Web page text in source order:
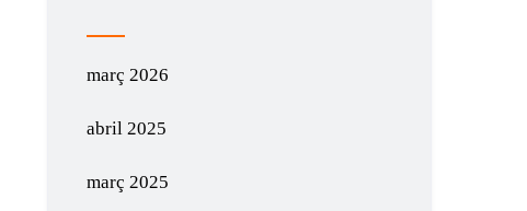
març 2026
abril 2025
març 2025